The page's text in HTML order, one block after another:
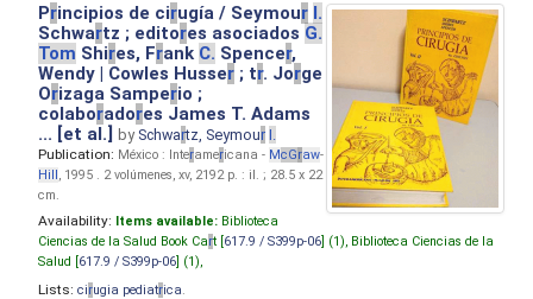
Principios de cirugía / Seymour I.
Schwartz ; editores asociados G.
Tom Shires, Frank C. Spencer,
Wendy | Cowles Husser ; tr. Jorge
Orizaga Samperio ;
colaboradores James T. Adams
... [et al.]by Schwartz, Seymour I.
Publication: México : Interamericana - McGraw-
Hill, 1995 . 2 volúmenes, xv, 2192 p. : il. ; 28.5 x 22
cm.
Availability: Items available: Biblioteca
Ciencias de la Salud Book Cart [ 617.9 / S399p-06 ] (1), Biblioteca Ciencias de la
Salud [ 617.9 / S399p-06 ] (1),
Lists: cirugia pediatrica